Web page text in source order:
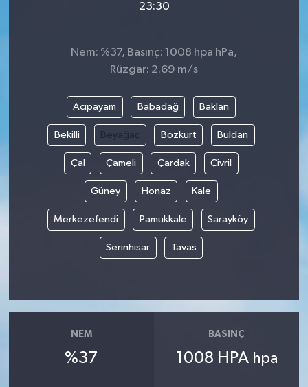
23:30
Nem: %37, Basınç: 1008 hpa hPa,
Rüzgar: 2.69 m/s
Acıpayam Babadağ Baklan
Bekilli Beyağaç Bozkurt Buldan
Çal Çameli Çardak Çivril
Güney Honaz Kale
Merkezefendi Pamukkale Sarayköy
Serinhisar Tavas
NEM
%37
BASINÇ
1008 HPA hpa